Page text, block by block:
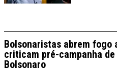
Bolsonaristas abrem fogo
criticam pré-campanha
Bolsonaro